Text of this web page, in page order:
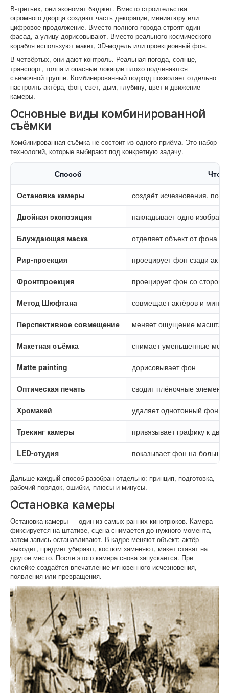
В-третьих, они экономят бюджет. Вместо строительства
огромного дворца создают часть декорации, миниатюру или
цифровое продолжение. Вместо полного города строят один
фасад, а улицу дорисовывают. Вместо реального космического
корабля используют макет, 3D-модель или проекционный фон.
В-четвёртых, они дают контроль. Реальная погода, солнце,
транспорт, толпа и опасные локации плохо подчиняются
съёмочной группе. Комбинированный подход позволяет отдельно
настроить актёра, фон, свет, дым, глубину, цвет и движение
камеры.
Основные виды комбинированной
съёмки
Комбинированная съёмка не состоит из одного приёма. Это набор
технологий, которые выбирают под конкретную задачу.
Способ Что
Остановка камеры создаёт исчезновения,
Двойная экспозиция накладывает одно
Блуждающая маска отделяет объект от фона
Рир-проекция проецирует фон сзади
Фронтпроекция проецирует фон со
Метод Шюфтана совмещает актёров и
Перспективное совмещение меняет ощущение
Макетная съёмка снимает уменьшенные
Matte painting дорисовывает фон
Оптическая печать сводит плёночные элементы
Хромакей удаляет однотонный фон
Трекинг камеры привязывает графику к
LED-студия показывает фон на
Дальше каждый способ разобран отдельно: принцип, подготовка,
рабочий порядок, ошибки, плюсы и минусы.
Остановка камеры
Остановка камеры — один из самых ранних кинотрюков. Камера
фиксируется на штативе, сцена снимается до нужного момента,
затем запись останавливают. В кадре меняют объект: актёр
выходит, предмет убирают, костюм заменяют, макет ставят на
другое место. После этого камера снова запускается. При
склейке создаётся впечатление мгновенного исчезновения,
появления или превращения.